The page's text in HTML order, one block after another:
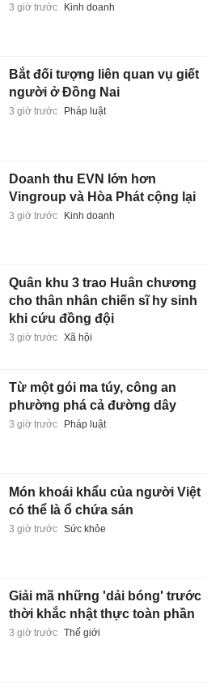
3 giờ trước Kinh doanh
Bắt đối tượng liên quan vụ giết
người ở Đồng Nai
3 giờ trước Pháp luật
Doanh thu EVN lớn hơn
Vingroup và Hòa Phát cộng lại
3 giờ trước Kinh doanh
Quân khu 3 trao Huân chương
cho thân nhân chiến sĩ hy sinh
khi cứu đồng đội
3 giờ trước Xã hội
Từ một gói ma túy, công an
phường phá cả đường dây
3 giờ trước Pháp luật
Món khoái khẩu của người Việt
có thể là ổ chứa sán
3 giờ trước Sức khỏe
Giải mã những 'dải bóng' trước
thời khắc nhật thực toàn phần
3 giờ trước Thế giới